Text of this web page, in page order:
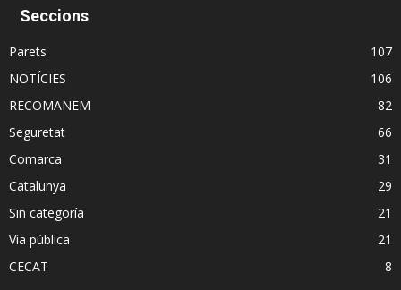
Seccions
Parets
107
NOTÍCIES
106
RECOMANEM
82
Seguretat
66
Comarca
31
Catalunya
29
Sin categoría
21
Via pública
21
CECAT
8